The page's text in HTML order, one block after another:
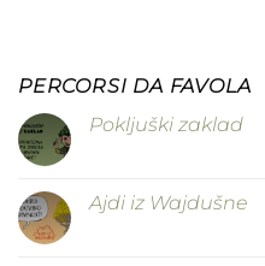
PERCORSI DA FAVOLA
Pokljuški zaklad
Ajdi iz Wajdušne